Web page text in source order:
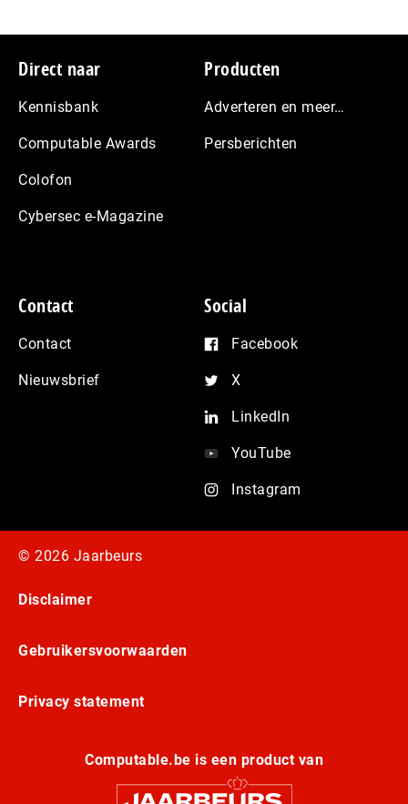
Footer
Direct naar
Kennisbank
Computable Awards
Colofon
Cybersec e-Magazine
Producten
Adverteren en meer…
Persberichten
Contact
Contact
Nieuwsbrief
Social
Facebook
X
LinkedIn
YouTube
Instagram
© 2026 Jaarbeurs
Disclaimer
Gebruikersvoorwaarden
Privacy statement
Computable.be is een product van